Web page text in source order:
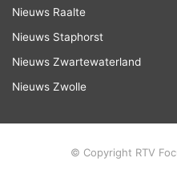
Nieuws Raalte
Nieuws Staphorst
Nieuws Zwartewaterland
Nieuws Zwolle
© Copyright RTV